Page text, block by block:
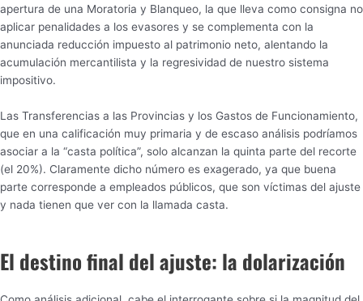
apertura de una Moratoria y Blanqueo, la que lleva como consigna no
aplicar penalidades a los evasores y se complementa con la
anunciada reducción impuesto al patrimonio neto, alentando la
acumulación mercantilista y la regresividad de nuestro sistema
impositivo.
Las Transferencias a las Provincias y los Gastos de Funcionamiento,
que en una calificación muy primaria y de escaso análisis podríamos
asociar a la “casta política”, solo alcanzan la quinta parte del recorte
(el 20%). Claramente dicho número es exagerado, ya que buena
parte corresponde a empleados públicos, que son víctimas del ajuste
y nada tienen que ver con la llamada casta.
El destino final del ajuste: la dolarización